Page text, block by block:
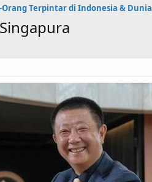
Orang Terpintar di Indonesia & Dunia